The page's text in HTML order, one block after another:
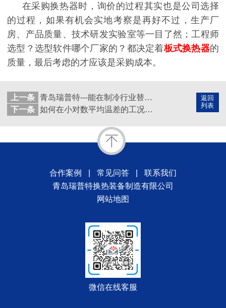
在采购换热器时，询价的过程其实也是公司选择
的过程，如果有机会实地考察是再好不过，生产厂
房、产品质量、技术研发实验室等一目了然；工程师
选型？选型软件哪个厂家的？都决定着板式换热器的
质量，最后考虑的才应该是采购成本。
返回
列表
上一条
青岛瑞普特---能在制冷行业替代阿法拉伐半焊板式换热器的厂家
下一条
如何在小对数平均温差的工况下选择类似于阿法拉伐板式换热器呢？
合作案例 常见问答
联系我们
青岛瑞普特换热装备制造有限公司
网站地图
微信在线客服